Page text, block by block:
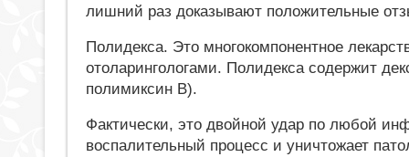
лишний раз доказывают положительные
Полидекса. Это многокомпонентное
отоларингологами. Полидекса содержит
полимиксин В).
Фактически, это двойной удар по любой
воспалительный процесс и уничтожает